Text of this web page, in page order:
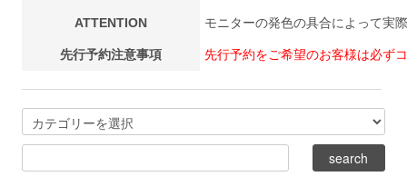
ATTENTION モニターの発色の具合によって実
先行予約注意事項 先行予約をご希望のお客様は必ず